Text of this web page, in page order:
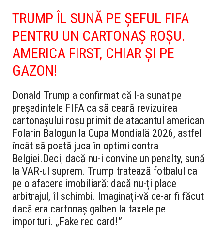
TRUMP ÎL SUNĂ PE ȘEFUL FIFA
PENTRU UN CARTONAȘ ROȘU.
AMERICA FIRST, CHIAR ȘI PE
GAZON!
Donald Trump a confirmat că l-a sunat pe
președintele FIFA ca să ceară revizuirea
cartonașului roșu primit de atacantul american
Folarin Balogun la Cupa Mondială 2026, astfel
încât să poată juca în optimi contra
Belgiei.Deci, dacă nu-i convine un penalty, sună
la VAR-ul suprem. Trump tratează fotbalul ca
pe o afacere imobiliară: dacă nu-ți place
arbitrajul, îl schimbi. Imaginați-vă ce-ar fi făcut
dacă era cartonaș galben la taxele pe
importuri. „Fake red card!”